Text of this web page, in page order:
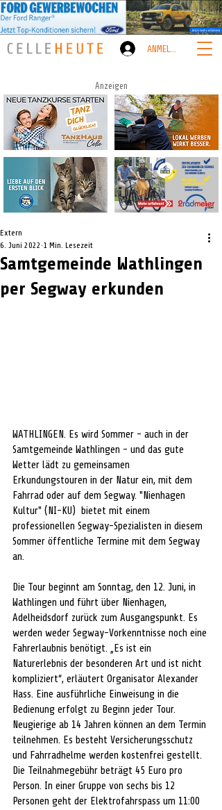
ANMELDEN
Anzeigen
Samtgemeinde Wathlingen
per Segway erkunden
Extern
6. Juni 2022 1 Min. Lesezeit
WATHLINGEN. Es wird Sommer - auch in der
Samtgemeinde Wathlingen - und das gute
Wetter lädt zu gemeinsamen
Erkundungstouren in der Natur ein, mit dem
Fahrrad oder auf dem Segway. "Nienhagen
Kultur" (NI-KU)  bietet mit einem
professionellen Segway-Spezialisten in diesem
Sommer öffentliche Termine mit dem Segway
an.
Die Tour beginnt am Sonntag, den 12. Juni, in
Wathlingen und führt über Nienhagen,
Adelheidsdorf zurück zum Ausgangspunkt. Es
werden weder Segway-Vorkenntnisse noch eine
Fahrerlaubnis benötigt. „Es ist ein
Naturerlebnis der besonderen Art und ist nicht
kompliziert“, erläutert Organisator Alexander
Hass. Eine ausführliche Einweisung in die
Bedienung erfolgt zu Beginn jeder Tour.
Neugierige ab 14 Jahren können an dem Termin
teilnehmen. Es besteht Versicherungsschutz
und Fahrradhelme werden kostenfrei gestellt.
Die Teilnahmegebühr beträgt 45 Euro pro
Person. In einer Gruppe von sechs bis 12
Personen geht der Elektrofahrspass um 11:00